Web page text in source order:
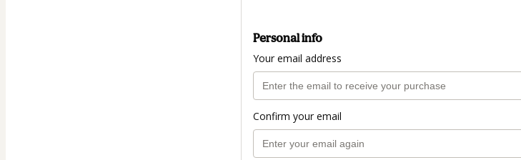
Personal info
Your email address
Confirm your email